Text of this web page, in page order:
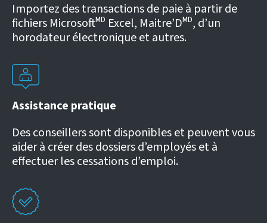
Importez des transactions de paie à partir de
fichiers Microsoftᴹᴰ Excel, Maitre’Dᴹᴰ, d’un
horodateur électronique et autres.
Assistance pratique
Des conseillers sont disponibles et peuvent vous
aider à créer des dossiers d’employés et à
effectuer les cessations d’emploi.